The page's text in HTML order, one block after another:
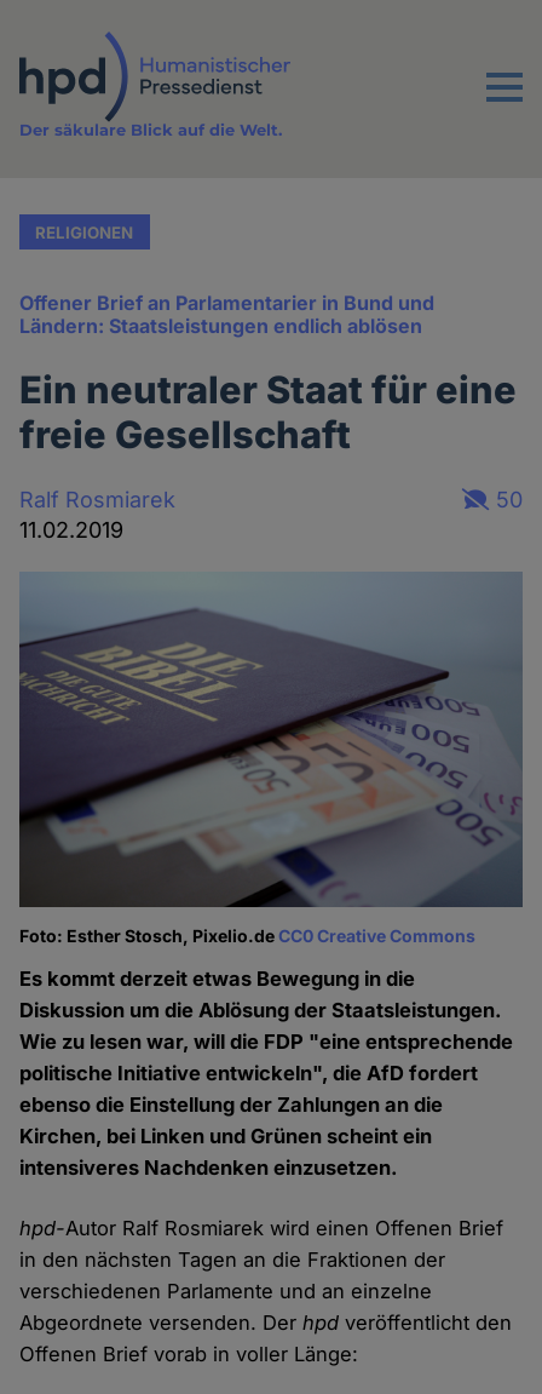
Inhalt
Menu
Der säkulare Blick auf die Welt.
RELIGIONEN
Offener Brief an Parlamentarier in Bund und
Ländern: Staatsleistungen endlich ablösen
Ein neutraler Staat für eine
freie Gesellschaft
Ralf Rosmiarek
11.02.2019
50
Foto: Esther Stosch, Pixelio.deCC0 Creative Commons
Es kommt derzeit etwas Bewegung in die
Diskussion um die Ablösung der Staatsleistungen.
Wie zu lesen war, will die FDP "eine entsprechende
politische Initiative entwickeln", die AfD fordert
ebenso die Einstellung der Zahlungen an die
Kirchen, bei Linken und Grünen scheint ein
intensiveres Nachdenken einzusetzen.
hpd-Autor Ralf Rosmiarek wird einen Offenen Brief
in den nächsten Tagen an die Fraktionen der
verschiedenen Parlamente und an einzelne
Abgeordnete versenden. Derhpd veröffentlicht den
Offenen Brief vorab in voller Länge: